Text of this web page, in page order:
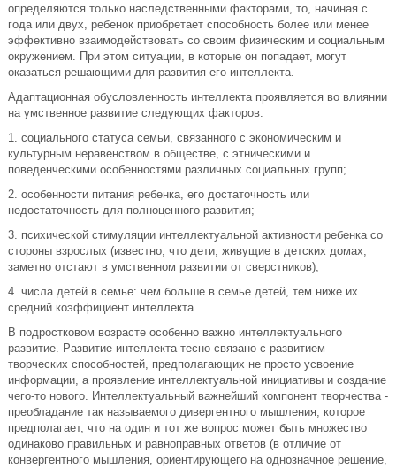
определяются только наследственными факторами, то, начиная с
года или двух, ребенок приобретает способность более или менее
эффективно взаимодействовать со своим физическим и социальным
окружением. При этом ситуации, в которые он попадает, могут
оказаться решающими для развития его интеллекта.
Адаптационная обусловленность интеллекта проявляется во влиянии
на умственное развитие следующих факторов:
1. социального статуса семьи, связанного с экономическим и
культурным неравенством в обществе, с этническими и
поведенческими особенностями различных социальных групп;
2. особенности питания ребенка, его достаточность или
недостаточность для полноценного развития;
3. психической стимуляции интеллектуальной активности ребенка со
стороны взрослых (известно, что дети, живущие в детских домах,
заметно отстают в умственном развитии от сверстников);
4. числа детей в семье: чем больше в семье детей, тем ниже их
средний коэффициент интеллекта.
В подростковом возрасте особенно важно интеллектуального
развитие. Развитие интеллекта тесно связано с развитием
творческих способностей, предполагающих не просто усвоение
информации, а проявление интеллектуальной инициативы и создание
чего-то нового. Интеллектуальный важнейший компонент творчества -
преобладание так называемого дивергентного мышления, которое
предполагает, что на один и тот же вопрос может быть множество
одинаково правильных и равноправных ответов (в отличие от
конвергентного мышления, ориентирующего на однозначное решение,